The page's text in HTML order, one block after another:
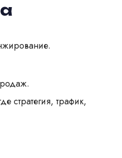
стратегия, трафик,